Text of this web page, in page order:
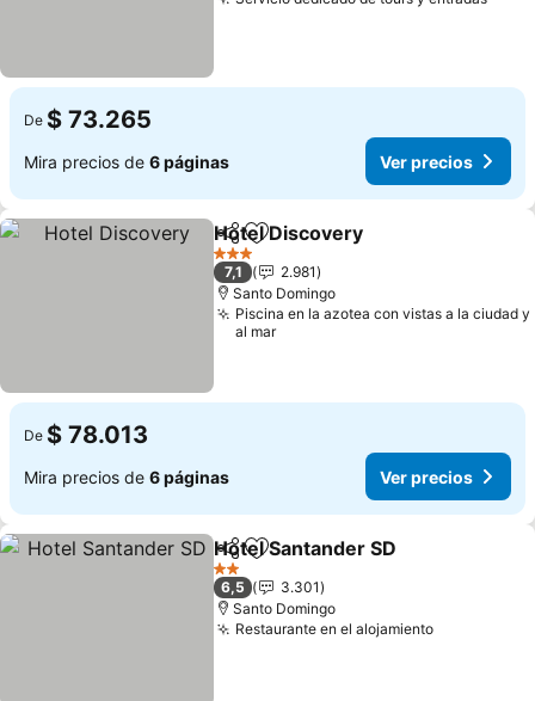
De $ 73.265
Mira precios de 6 páginas Ver precios
CompartirAgregar a favoritos
Hotel Discovery
3 Estrellas
7,1
2.981
Santo Domingo
Piscina en la azotea con vistas a la ciudad y
al mar
De $ 78.013
Mira precios de 6 páginas Ver precios
CompartirAgregar a favoritos
Hotel Santander SD
2 Estrellas
6,5
3.301
Santo Domingo
Restaurante en el alojamientoVer precios